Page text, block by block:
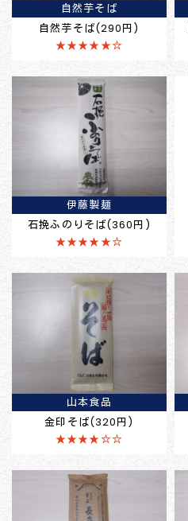
自然芋そば
自然芋そば(290円)
★★★★★☆
伊藤製麺
石挽ふのりそば(360円)
★★★★★☆
山本食品
金印そば(320円)
★★★★☆☆